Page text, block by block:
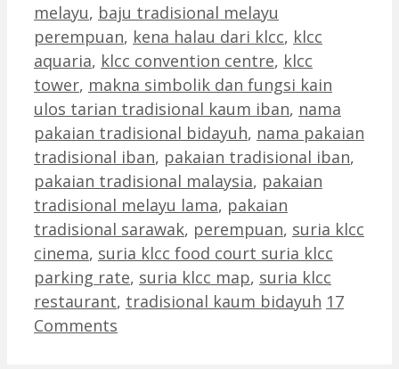
melayu, baju tradisional melayu
perempuan, kena halau dari klcc, klcc
aquaria, klcc convention centre, klcc
tower, makna simbolik dan fungsi kain
ulos tarian tradisional kaum iban, nama
pakaian tradisional bidayuh, nama pakaian
tradisional iban, pakaian tradisional iban,
pakaian tradisional malaysia, pakaian
tradisional melayu lama, pakaian
tradisional sarawak, perempuan, suria klcc
cinema, suria klcc food court suria klcc
parking rate, suria klcc map, suria klcc
restaurant, tradisional kaum bidayuh 17
Comments